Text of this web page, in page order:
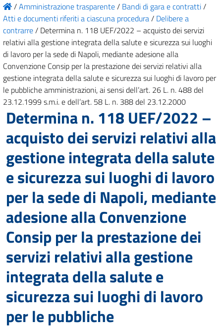
/Amministrazione trasparente/ Bandi di gara e contratti/
Atti e documenti riferiti a ciascuna procedura/ Delibere a
contrarre/ Determina n. 118 UEF/2022 – acquisto dei servizi
relativi alla gestione integrata della salute e sicurezza sui luoghi
di lavoro per la sede di Napoli, mediante adesione alla
Convenzione Consip per la prestazione dei servizi relativi alla
gestione integrata della salute e sicurezza sui luoghi di lavoro per
le pubbliche amministrazioni, ai sensi dell’art. 26 L. n. 488 del
23.12.1999 s.m.i. e dell’art. 58 L. n. 388 del 23.12.2000
Determina n. 118 UEF/2022 –
acquisto dei servizi relativi alla
gestione integrata della salute
e sicurezza sui luoghi di lavoro
per la sede di Napoli, mediante
adesione alla Convenzione
Consip per la prestazione dei
servizi relativi alla gestione
integrata della salute e
sicurezza sui luoghi di lavoro
per le pubbliche